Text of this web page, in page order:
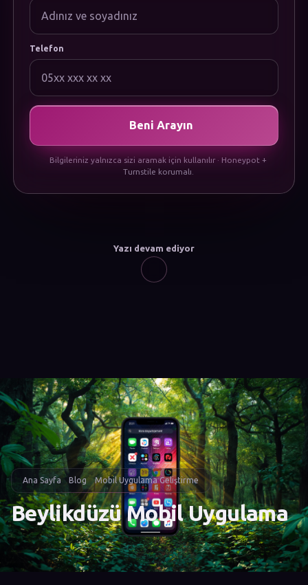
Çerez Politikası
Kullanım Koşulları
Telefon
Beni Arayın
Bilgileriniz yalnızca sizi aramak için kullanılır · Honeypot +
Turnstile korumalı.
Yazı devam ediyor
Ana Sayfa Blog Mobil Uygulama Geliştirme
Beylikdüzü Mobil Uygulama